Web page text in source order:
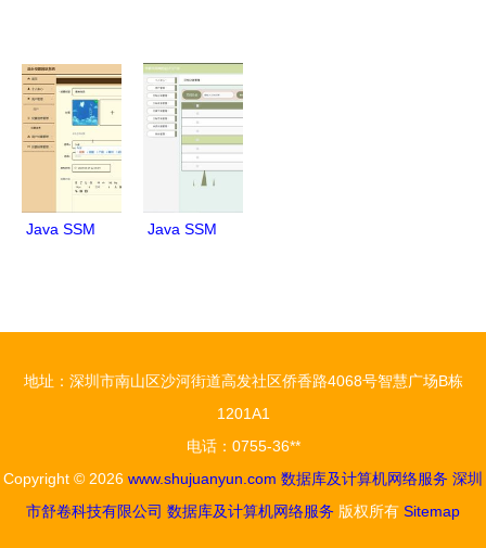
库服务器及
网络服务指
南
从发布到异
常处理
Java SSM
与实现
Java SSM
地址：深圳市南山区沙河街道高发社区侨香路4068号智慧广场B栋
1201A1
电话：0755-36**
Copyright © 2026 www.shujuanyun.com 数据库及计算机网络服务 深圳
市舒卷科技有限公司 数据库及计算机网络服务 版权所有 Sitemap